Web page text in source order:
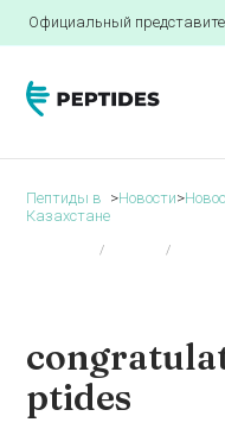
Официальный
Пептиды в
Казахстане
>Новости>
ptides